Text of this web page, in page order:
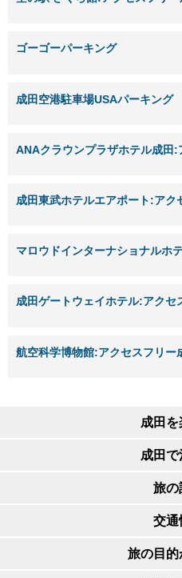
ゴーゴーパーキング
成田空港駐車場USAパーキング
ANAクラウンプラザホテル成田:
成田東武ホテルエアポート:アク
マロウドインターナショナルホ
成田ゲートウェイホテル:アクセ
航空科学博物館:アクセスフリー
成田
成田で
旅の
交通
旅の目的